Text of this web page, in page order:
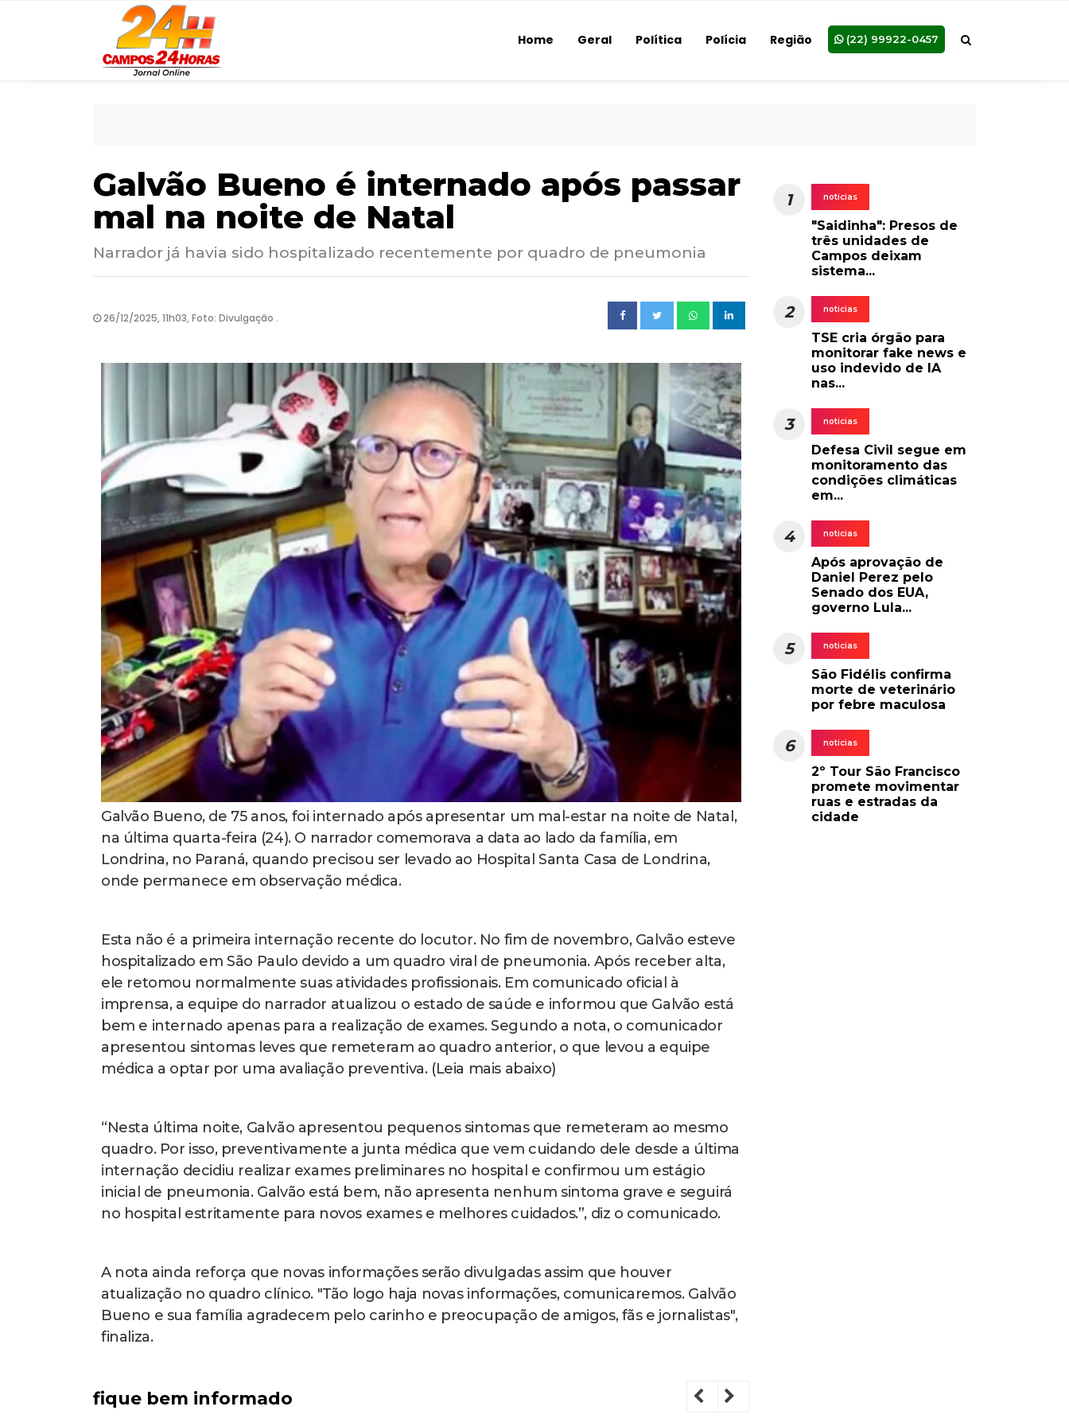
Home Geral Política Polícia Região (22) 99922-0457
Galvão Bueno é internado após passar
mal na noite de Natal
Narrador já havia sido hospitalizado recentemente por quadro de pneumonia
26/12/2025, 11h03, Foto: Divulgação .
Galvão Bueno, de 75 anos, foi internado após apresentar um mal-estar na noite de Natal,
na última quarta-feira (24). O narrador comemorava a data ao lado da família, em
Londrina, no Paraná, quando precisou ser levado ao Hospital Santa Casa de Londrina,
onde permanece em observação médica.
Esta não é a primeira internação recente do locutor. No fim de novembro, Galvão esteve
hospitalizado em São Paulo devido a um quadro viral de pneumonia. Após receber alta,
ele retomou normalmente suas atividades profissionais. Em comunicado oficial à
imprensa, a equipe do narrador atualizou o estado de saúde e informou que Galvão está
bem e internado apenas para a realização de exames. Segundo a nota, o comunicador
apresentou sintomas leves que remeteram ao quadro anterior, o que levou a equipe
médica a optar por uma avaliação preventiva. (Leia mais abaixo)
“Nesta última noite, Galvão apresentou pequenos sintomas que remeteram ao mesmo
quadro. Por isso, preventivamente a junta médica que vem cuidando dele desde a última
internação decidiu realizar exames preliminares no hospital e confirmou um estágio
inicial de pneumonia. Galvão está bem, não apresenta nenhum sintoma grave e seguirá
no hospital estritamente para novos exames e melhores cuidados.”, diz o comunicado.
A nota ainda reforça que novas informações serão divulgadas assim que houver
atualização no quadro clínico. "Tão logo haja novas informações, comunicaremos. Galvão
Bueno e sua família agradecem pelo carinho e preocupação de amigos, fãs e jornalistas",
finaliza.
fique bem informado Previous
1 noticias
"Saidinha": Presos de
três unidades de
Campos deixam
sistema...
2 noticias
TSE cria órgão para
monitorar fake news e
uso indevido de IA
nas...
3 noticias
Defesa Civil segue em
monitoramento das
condições climáticas
em...
4 noticias
Após aprovação de
Daniel Perez pelo
Senado dos EUA,
governo Lula...
5 noticias
São Fidélis confirma
morte de veterinário
por febre maculosa
6 noticias
2º Tour São Francisco
promete movimentar
ruas e estradas da
cidade